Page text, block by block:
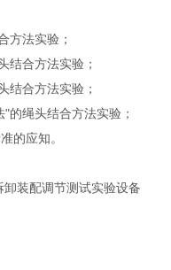
方法实验；
结合方法实验；
结合方法实验；
的绳头结合方法实验；
的应知。
装配调节测试实验设备